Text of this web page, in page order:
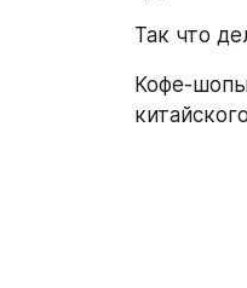
Так что
Кофе-